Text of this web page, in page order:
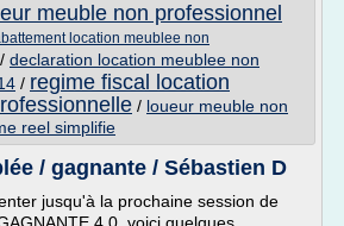
meuble non professionnel
location meublee non
/ declaration location meublee non
/ regime fiscal location
/ loueur meuble non
reel simplifie
/ gagnante / Sébastien D
jusqu'à la prochaine session de